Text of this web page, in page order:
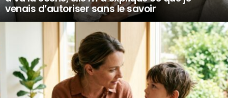
venais d’autoriser sans le savoir